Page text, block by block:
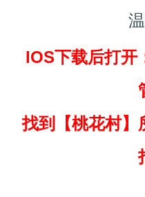
IOS下载后打开
找到
【桃花村